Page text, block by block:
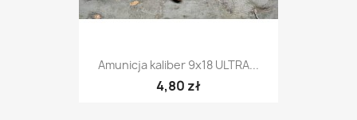
Amunicja kaliber 9x18 ULTRA...
4,80 zł